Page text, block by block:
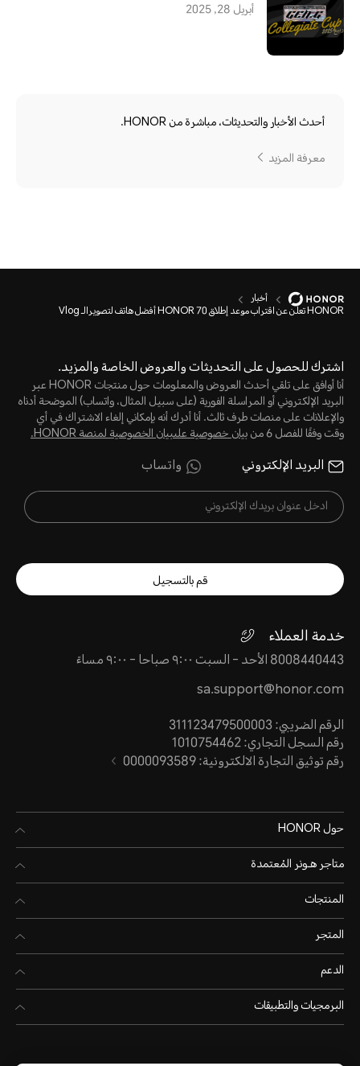
أبريل 28, 2025
أحدث الأخبار والتحديثات، مباشرة من HONOR.
معرفة المزيد
أخبار
HONOR تعلن عن اقتراب موعد إطلاق HONOR 70 أفضل هاتف لتصويرالـ Vlog
اشترك للحصول على التحديثات والعروض الخاصة والمزيد.
أنا أوافق على تلقي أحدث العروض والمعلومات حول منتجات HONOR عبر
البريد الإلكتروني أو المراسلة الفورية (على سبيل المثال، واتساب) الموضحة أدناه
والإعلانات على منصات طرف ثالث. أنا أدرك أنه بإمكاني إلغاء الاشتراك في أي
وقت وفقًا للفصل 6 من
بيان خصوصية علىبيان الخصوصية لمنصة HONOR‬.
البريد الإلكتروني واتساب
قم بالتسجيل
خدمة العملاء
8008440443 الأحد - السبت ٩:٠٠ صباحا - ٩:٠٠ مساءً
sa.support@honor.com
الرقم الضريبي: 311123479500003
رقم السجل التجاري: 1010754462
رقم توثيق التجارة الالكترونية: 0000093589
حول HONOR
متاجر هـونر المُعتمدة
المنتجات
المتجر
الدعم
البرمجيات والتطبيقات